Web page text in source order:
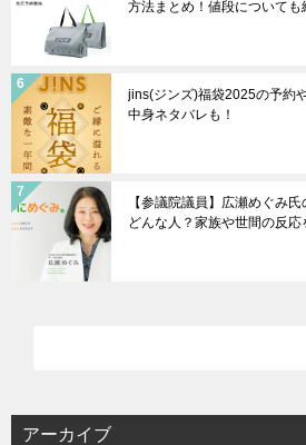
方法まとめ！値段についても
jins(ジンズ)福袋2025の予約
中身ネタバレも！
【参議院議員】広瀬めぐみ
どんな人？家族や世間の反応
アーカイブ